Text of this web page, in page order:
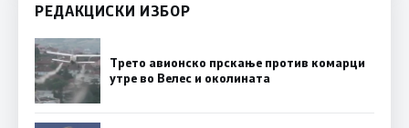
РЕДАКЦИСКИ ИЗБОР
Трето авионско прскање против комарци
утре во Велес и околината